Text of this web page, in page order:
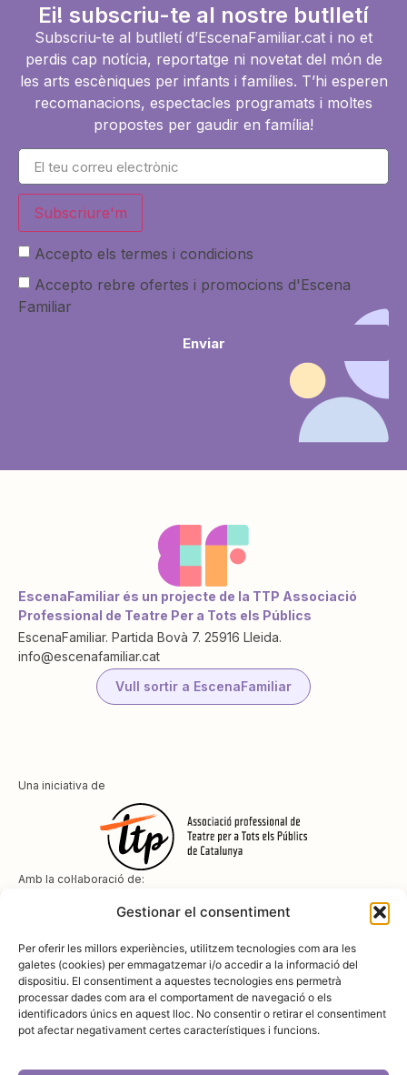
Gestionar el consentiment
Per oferir les millors experiències, utilitzem tecnologies com ara les
galetes (cookies) per emmagatzemar i/o accedir a la informació del
dispositiu. El consentiment a aquestes tecnologies ens permetrà
processar dades com ara el comportament de navegació o els
identificadors únics en aquest lloc. No consentir o retirar el consentiment
pot afectar negativament certes característiques i funcions.
Ei! subscriu-te al nostre butlletí
Subscriu-te al butlletí d’EscenaFamiliar.cat i no et
perdis cap notícia, reportatge ni novetat del món de
les arts escèniques per infants i famílies. T’hi esperen
recomanacions, espectacles programats i moltes
propostes per gaudir en família!
Subscriure'm
Accepto els termes i condicions
Accepto rebre ofertes i promocions d'Escena
Familiar
Enviar
EscenaFamiliar és un projecte de la TTP Associació
Professional de Teatre Per a Tots els Públics
EscenaFamiliar. Partida Bovà 7. 25916 Lleida.
info@escenafamiliar.cat
Vull sortir a EscenaFamiliar
Una iniciativa de
Amb la col·laboració de:
Amb el suport de